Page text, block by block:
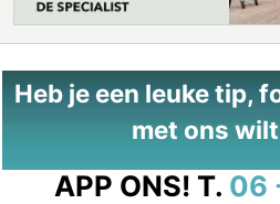
Heb je een leuke tip,
met ons
APP ONS! T. 06